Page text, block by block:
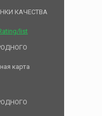
КАЧЕСТВА
list
карта